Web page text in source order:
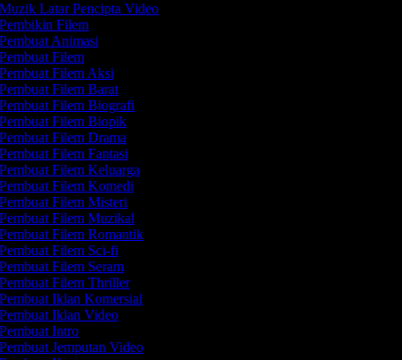
Latar Pencipta Video
Filem
Animasi
Filem
Filem Aksi
Filem Barat
Filem Biografi
Filem Biopik
Filem Drama
Filem Fantasi
Filem Keluarga
Filem Komedi
Filem Misteri
Filem Muzikal
Filem Romantik
Filem Sci-fi
Filem Seram
Filem Thriller
Iklan Komersial
Iklan Video
Intro
Jemputan Video